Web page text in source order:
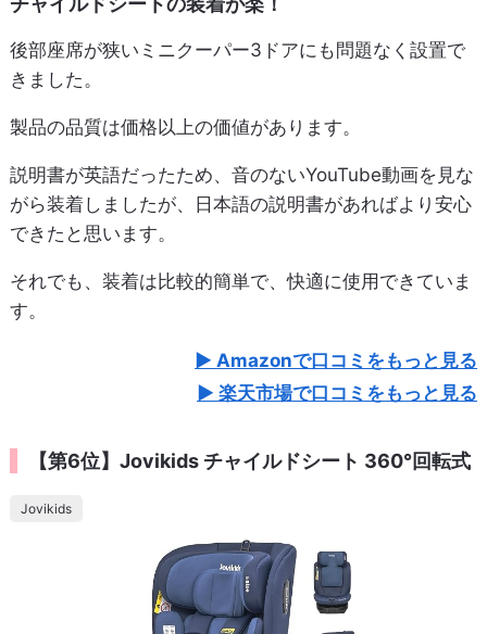
後部座席が狭いミニクーパー3ドアにも問題なく設置で
きました。
製品の品質は価格以上の価値があります。
説明書が英語だったため、音のないYouTube動画を見な
がら装着しましたが、日本語の説明書があればより安心
できたと思います。
それでも、装着は比較的簡単で、快適に使用できていま
す。
Amazonで口コミをもっと見る
楽天市場で口コミをもっと見る
【第6位】Jovikids チャイルドシート 360°回転式
Jovikids